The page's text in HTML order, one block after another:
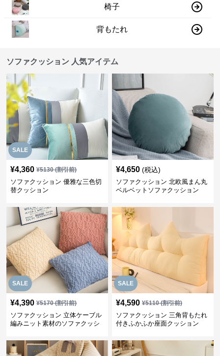
椅子
背もたれ
ソファクッション 人気アイテム
SALE
¥4,360 ¥5130(割引前)
ソファクッション 優雅な三色切
替クッション
¥4,650 (税込)
ソファクッション 北欧風まん丸
ベルベットソファクッション
SALE
¥4,390 ¥5170(割引前)
ソファクッション 立体ケーブル
編みニット素材のソファクッシ
SALE
¥4,590 ¥5110(割引前)
ソファクッション 三角背もたれ
付きふかふか座面クッション